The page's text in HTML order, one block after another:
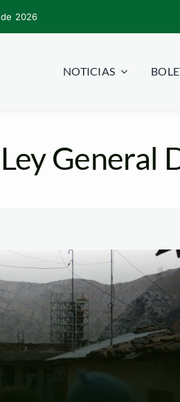
2026
NOTICIAS
Ley General